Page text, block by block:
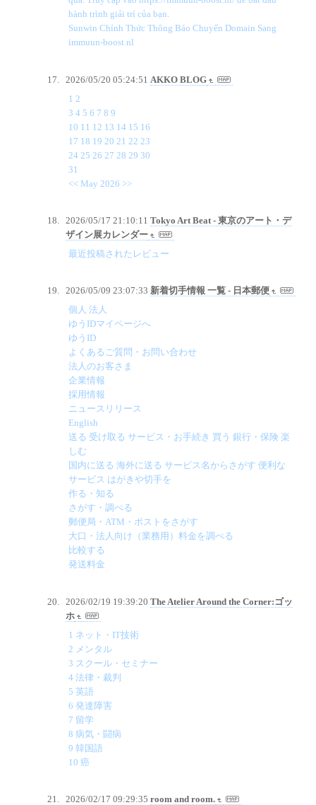
hành trình giải trí của bạn.
Sunwin Chính Thức Thông Báo Chuyển Domain Sang
immuun-boost.nl
2026/05/20 05:24:51 AKKO BLOG
1 2
3 4 5 6 7 8 9
10 11 12 13 14 15 16
17 18 19 20 21 22 23
24 25 26 27 28 29 30
31
<< May 2026 >>
2026/05/17 21:10:11 Tokyo Art Beat - 東京のアート・デ
ザイン展カレンダー
最近投稿されたレビュー
2026/05/09 23:07:33 新着切手情報 一覧 - 日本郵便
個人 法人
ゆうIDマイページへ
ゆうID
よくあるご質問・お問い合わせ
法人のお客さま
企業情報
採用情報
ニュースリリース
English
送る 受け取る サービス・お手続き 買う 銀行・保険 楽
しむ
国内に送る 海外に送る サービス名からさがす 便利な
サービス はがきや切手を
作る・知る
さがす・調べる
郵便局・ATM・ポストをさがす
大口・法人向け（業務用）料金を調べる
比較する
発送料金
2026/02/19 19:39:20 The Atelier Around the Corner:ゴッ
ホ
1 ネット・IT技術
2 メンタル
3 スクール・セミナー
4 法律・裁判
5 英語
6 発達障害
7 留学
8 病気・闘病
9 韓国語
10 癌
2026/02/17 09:29:35 room and room.